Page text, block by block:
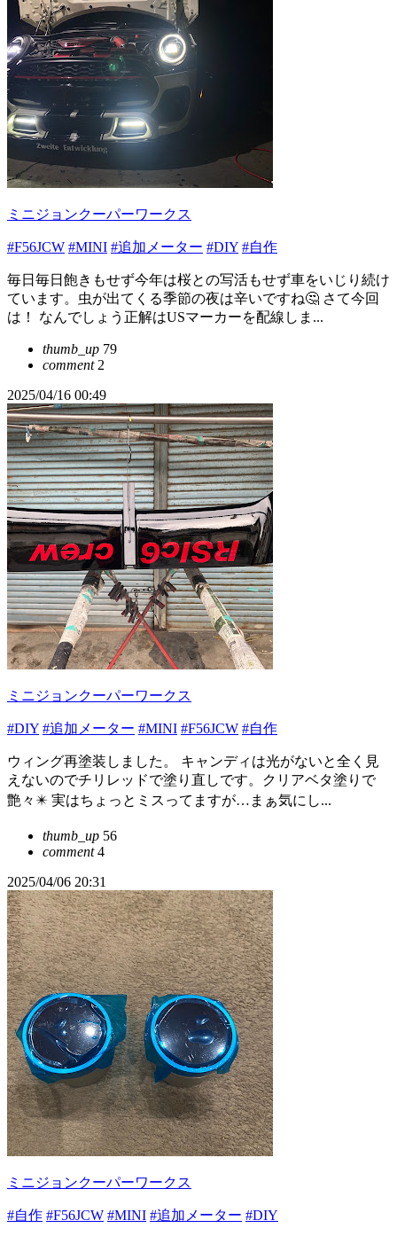
ミニジョンクーパーワークス
#F56JCW #MINI #追加メーター #DIY #自作
毎日毎日飽きもせず今年は桜との写活もせず車をいじり続け
ています。虫が出てくる季節の夜は辛いですね🤔 さて今回
は！ なんでしょう正解はUSマーカーを配線しま...
thumb_up 79
comment2
2025/04/16 00:49
ミニジョンクーパーワークス
#DIY #追加メーター #MINI #F56JCW #自作
ウィング再塗装しました。 キャンディは光がないと全く見
えないのでチリレッドで塗り直しです。クリアベタ塗りで
艶々✴️ 実はちょっとミスってますが…まぁ気にし...
thumb_up 56
comment4
2025/04/06 20:31
ミニジョンクーパーワークス
#自作 #F56JCW #MINI #追加メーター #DIY